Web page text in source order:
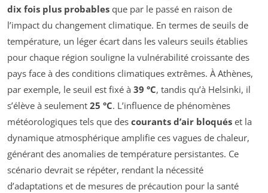
dix fois plus probables que par le passé en raison de
l’impact du changement climatique. En termes de seuils de
température, un léger écart dans les valeurs seuils établies
pour chaque région souligne la vulnérabilité croissante des
pays face à des conditions climatiques extrêmes. À Athènes,
par exemple, le seuil est fixé à 39 °C, tandis qu’à Helsinki, il
s’élève à seulement 25 °C. L’influence de phénomènes
météorologiques tels que des courants d’air bloqués et la
dynamique atmosphérique amplifie ces vagues de chaleur,
générant des anomalies de température persistantes. Ce
scénario devrait se répéter, rendant la nécessité
d’adaptations et de mesures de précaution pour la santé